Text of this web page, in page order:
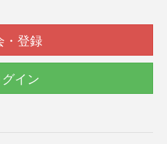
・登録
グイン